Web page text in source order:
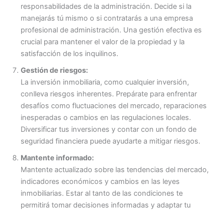
responsabilidades de la administración. Decide si la
manejarás tú mismo o si contratarás a una empresa
profesional de administración. Una gestión efectiva es
crucial para mantener el valor de la propiedad y la
satisfacción de los inquilinos.
Gestión de riesgos:
La inversión inmobiliaria, como cualquier inversión,
conlleva riesgos inherentes. Prepárate para enfrentar
desafíos como fluctuaciones del mercado, reparaciones
inesperadas o cambios en las regulaciones locales.
Diversificar tus inversiones y contar con un fondo de
seguridad financiera puede ayudarte a mitigar riesgos.
Mantente informado:
Mantente actualizado sobre las tendencias del mercado,
indicadores económicos y cambios en las leyes
inmobiliarias. Estar al tanto de las condiciones te
permitirá tomar decisiones informadas y adaptar tu